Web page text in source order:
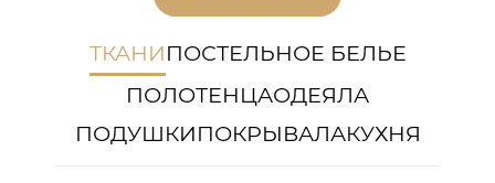
ТКАНИПОСТЕЛЬНОЕ БЕЛЬЕ
ПОЛОТЕНЦАОДЕЯЛА
ПОДУШКИПОКРЫВАЛАКУХНЯ